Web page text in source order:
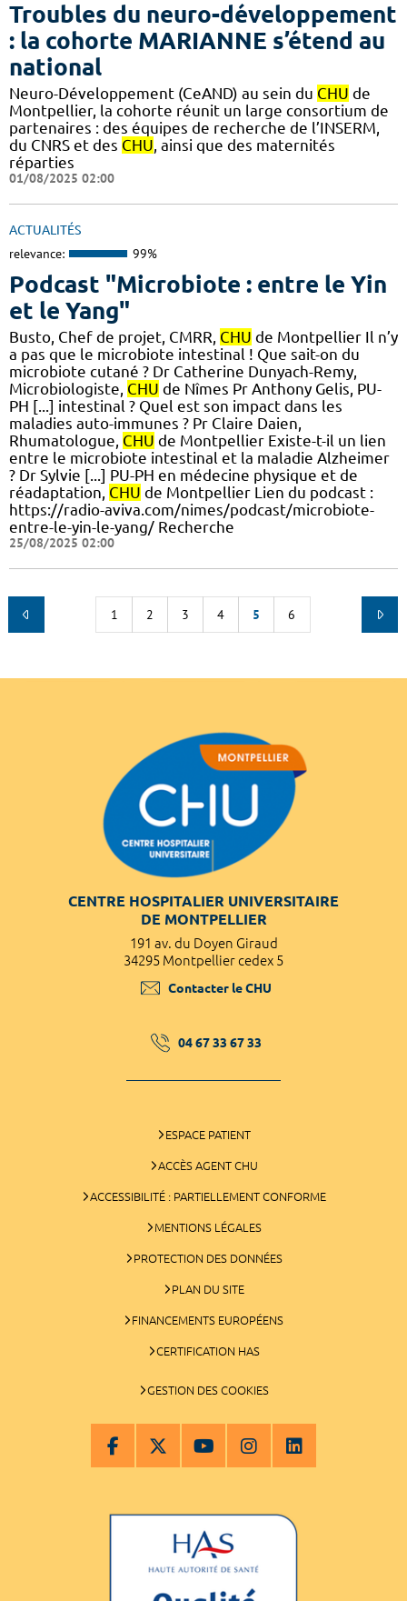
Troubles du neuro-développement
: la cohorte MARIANNE s’étend au
national
Neuro-Développement (CeAND) au sein du CHU de
Montpellier, la cohorte réunit un large consortium de
partenaires : des équipes de recherche de l’INSERM,
du CNRS et des CHU, ainsi que des maternités
réparties
01/08/2025 02:00
ACTUALITÉS
relevance: 99%
Podcast "Microbiote : entre le Yin
et le Yang"
Busto, Chef de projet, CMRR, CHU de Montpellier Il n’y
a pas que le microbiote intestinal ! Que sait-on du
microbiote cutané ? Dr Catherine Dunyach-Remy,
Microbiologiste, CHU de Nîmes Pr Anthony Gelis, PU-
PH [...] intestinal ? Quel est son impact dans les
maladies auto-immunes ? Pr Claire Daien,
Rhumatologue, CHU de Montpellier Existe-t-il un lien
entre le microbiote intestinal et la maladie Alzheimer
? Dr Sylvie [...] PU-PH en médecine physique et de
réadaptation, CHU de Montpellier Lien du podcast :
https://radio-aviva.com/nimes/podcast/microbiote-
entre-le-yin-le-yang/ Recherche
25/08/2025 02:00
1 2 3 4 5 6
CENTRE HOSPITALIER UNIVERSITAIRE
DE MONTPELLIER
191 av. du Doyen Giraud
34295 Montpellier cedex 5
Contacter le CHU
04 67 33 67 33
ESPACE PATIENT
ACCÈS AGENT CHU
ACCESSIBILITÉ : PARTIELLEMENT CONFORME
MENTIONS LÉGALES
PROTECTION DES DONNÉES
PLAN DU SITE
FINANCEMENTS EUROPÉENS
CERTIFICATION HAS
GESTION DES COOKIES